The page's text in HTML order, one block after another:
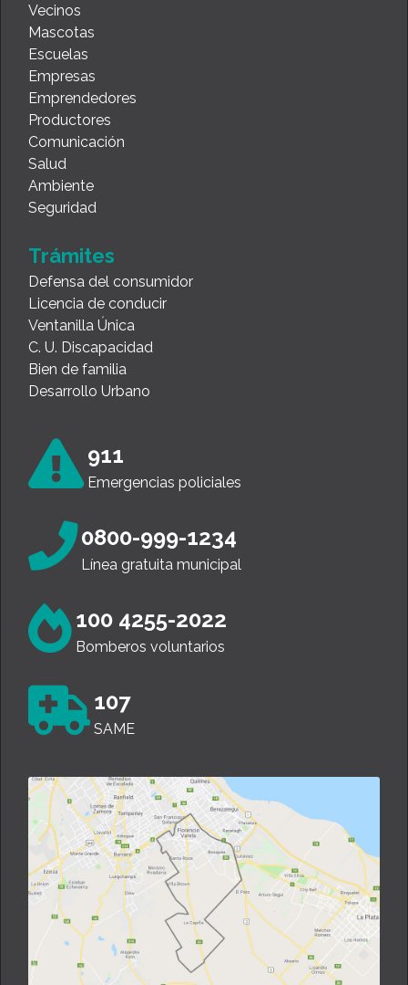
Vecinos
Mascotas
Escuelas
Empresas
Emprendedores
Productores
Comunicación
Salud
Ambiente
Seguridad
Trámites
Defensa del consumidor
Licencia de conducir
Ventanilla Única
C. U. Discapacidad
Bien de familia
Desarrollo Urbano
911
Emergencias policiales
0800-999-1234
Línea gratuita municipal
100 4255-2022
Bomberos voluntarios
107
SAME